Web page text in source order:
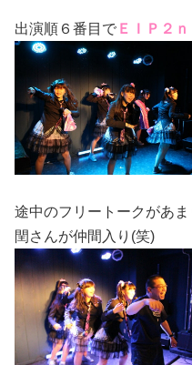
出演順６番目で ＥＩＰ２ｎ
途中のフリートークがあま
閏さんが仲間入り(笑)